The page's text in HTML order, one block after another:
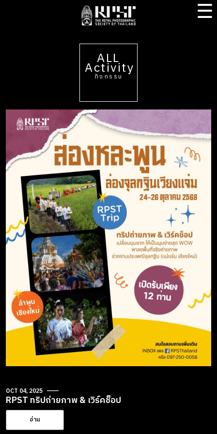
☰
ALL
Activity
กิจกรรม
OCT 04, 2025
RPST ทริปถ่ายภาพ & เวิร์คช็อป
อ่าน